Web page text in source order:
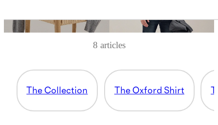
8 articles
The Collection The Oxford Shirt